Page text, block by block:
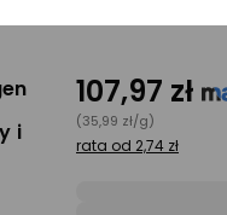
i
107,97 zł
(35,99 zł/g)
rata od 2,74 zł